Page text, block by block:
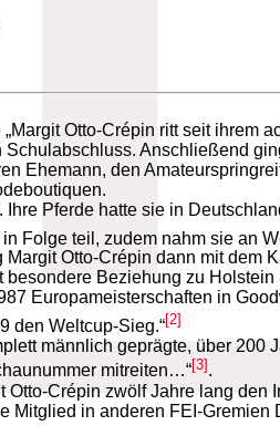
Otto-Crépin ritt seit
Anschließend
Ehemann, den
Pferde hatte sie in
Folge teil, zudem nahm sie an
Otto-Crépin dann mit
Beziehung zu
Europameisterschaften in
den Weltcup-Sieg.“ [2]
männlich geprägte, über
mitreiten…“[3] .
Otto-Crépin zwölf Jahre lang
in anderen FEI-